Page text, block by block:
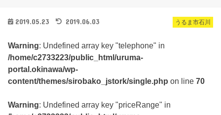
うるま市石川
2019.05.23 2019.06.03
Warning: Undefined array key "telephone" in
/home/c2733223/public_html/uruma-
portal.okinawa/wp-
content/themes/sirobako_jstork/single.php on line70
Warning: Undefined array key "priceRange" in